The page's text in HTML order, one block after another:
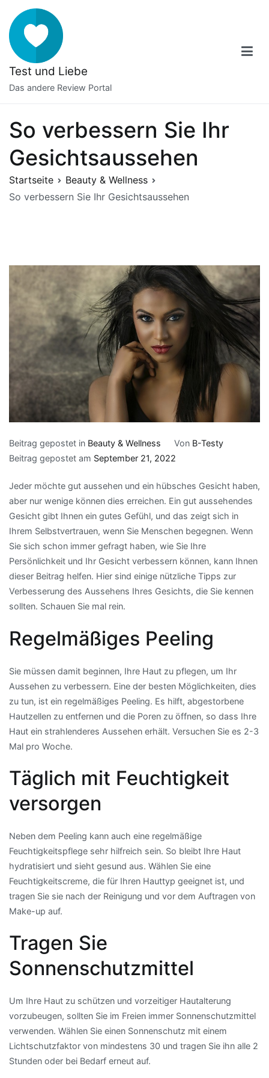
Inhalt
springen
Test und Liebe
Das andere Review Portal
So verbessern Sie Ihr
Gesichtsaussehen
Startseite
Beauty & Wellness
So verbessern Sie Ihr Gesichtsaussehen
Beitrag gepostet in Beauty & Wellness Von B-Testy
Beitrag gepostet am September 21, 2022
Jeder möchte gut aussehen und ein hübsches Gesicht haben,
aber nur wenige können dies erreichen. Ein gut aussehendes
Gesicht gibt Ihnen ein gutes Gefühl, und das zeigt sich in
Ihrem Selbstvertrauen, wenn Sie Menschen begegnen. Wenn
Sie sich schon immer gefragt haben, wie Sie Ihre
Persönlichkeit und Ihr Gesicht verbessern können, kann Ihnen
dieser Beitrag helfen. Hier sind einige nützliche Tipps zur
Verbesserung des Aussehens Ihres Gesichts, die Sie kennen
sollten. Schauen Sie mal rein.
Regelmäßiges Peeling
Sie müssen damit beginnen, Ihre Haut zu pflegen, um Ihr
Aussehen zu verbessern. Eine der besten Möglichkeiten, dies
zu tun, ist ein regelmäßiges Peeling. Es hilft, abgestorbene
Hautzellen zu entfernen und die Poren zu öffnen, so dass Ihre
Haut ein strahlenderes Aussehen erhält. Versuchen Sie es 2-3
Mal pro Woche.
Täglich mit Feuchtigkeit
versorgen
Neben dem Peeling kann auch eine regelmäßige
Feuchtigkeitspflege sehr hilfreich sein. So bleibt Ihre Haut
hydratisiert und sieht gesund aus. Wählen Sie eine
Feuchtigkeitscreme, die für Ihren Hauttyp geeignet ist, und
tragen Sie sie nach der Reinigung und vor dem Auftragen von
Make-up auf.
Tragen Sie
Sonnenschutzmittel
Um Ihre Haut zu schützen und vorzeitiger Hautalterung
vorzubeugen, sollten Sie im Freien immer Sonnenschutzmittel
verwenden. Wählen Sie einen Sonnenschutz mit einem
Lichtschutzfaktor von mindestens 30 und tragen Sie ihn alle 2
Stunden oder bei Bedarf erneut auf.